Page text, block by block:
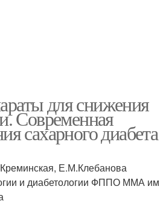
для снижения
Современная
сахарного диабета
Е.М.Клебанова
и диабетологии ФППО ММА им